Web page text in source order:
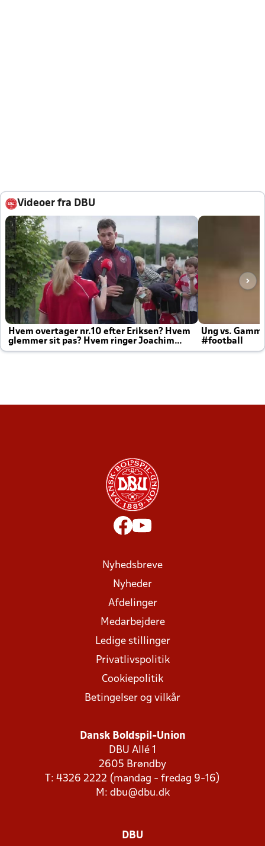
Videoer fra DBU
Hvem overtager nr.10 efter Eriksen? Hvem
glemmer sit pas? Hvem ringer Joachim
altid til efter kampe?
Ung vs.
#football
Nyhedsbreve
Nyheder
Afdelinger
Medarbejdere
Ledige stillinger
Privatlivspolitik
Cookiepolitik
Betingelser og vilkår
Dansk Boldspil-Union
DBU Allé 1
2605 Brøndby
T: 4326 2222 (mandag - fredag 9-16)
M: dbu@dbu.dk
DBU